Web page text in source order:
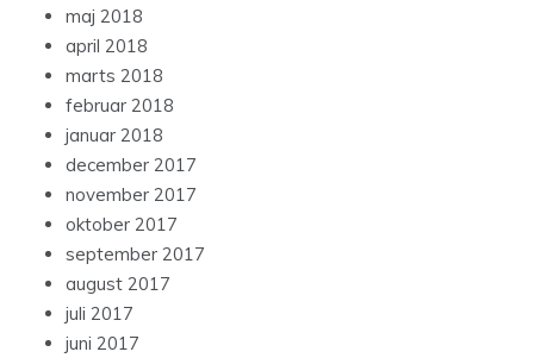
maj 2018
april 2018
marts 2018
februar 2018
januar 2018
december 2017
november 2017
oktober 2017
september 2017
august 2017
juli 2017
juni 2017